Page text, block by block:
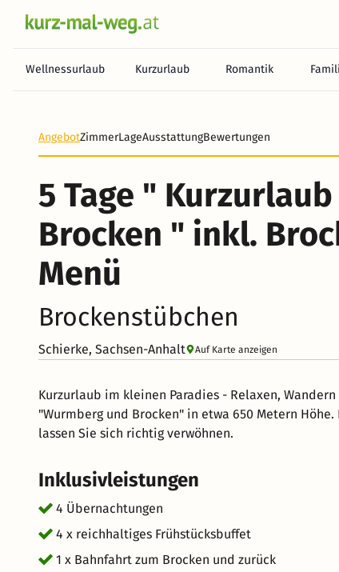
Wellnessurlaub Kurzurlaub Romantik
Heute noch keine Zahlung erforderlich! Zahlen Sie
AngebotZimmerLageAusstattungBewertungen
5 Tage "
Brocken " inkl.
Menü
Brockenstübchen
Schierke, Sachsen-Anhalt Auf Karte anzeigen
Kurzurlaub im kleinen Paradies - Relaxen,
"Wurmberg und Brocken" in etwa 650 Metern
lassen Sie sich richtig verwöhnen.
Inklusivleistungen
4 Übernachtungen
4 x reichhaltiges Frühstücksbuffet
1 x Bahnfahrt zum Brocken und zurück